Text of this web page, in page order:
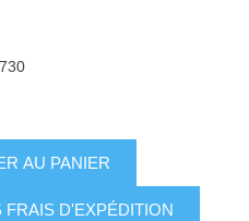
AU PANIER
FRAIS D'EXPÉDITION